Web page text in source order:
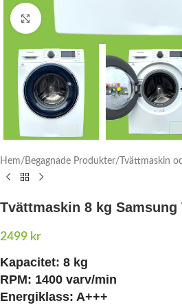
Click to enlarge
Hem Begagnade Produkter Tvättmaskin
Tvättmaskin 8 kg Samsung
2499 kr
Kapacitet: 8 kg
RPM: 1400 varv/min
Energiklass: A+++